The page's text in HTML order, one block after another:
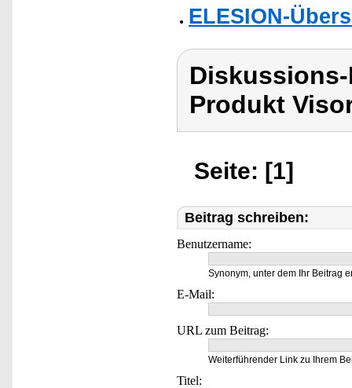
ELESION-
Produkt
Seite: [1]
Beitrag schreiben:
Benutzername:
Synonym, unter dem Ihr Beitrag
E-Mail:
URL zum Beitrag:
Weiterführender Link zu Ihrem
Titel: